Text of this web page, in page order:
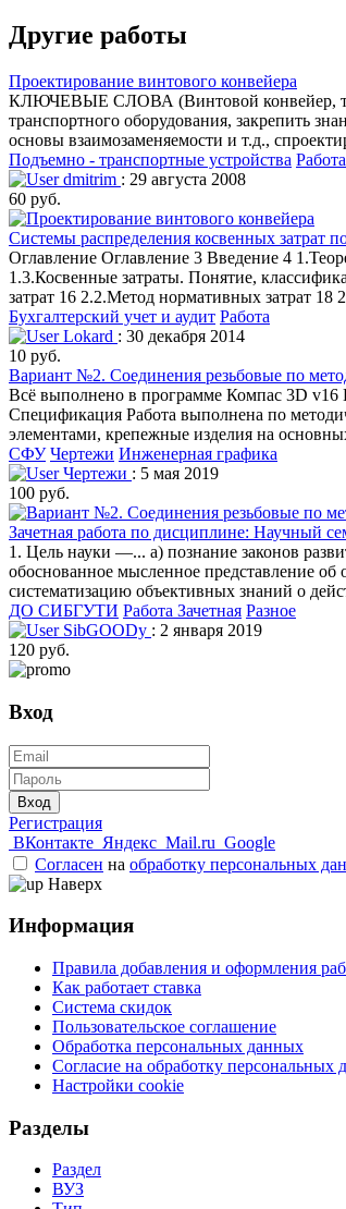
Другие работы
Проектирование винтового конвейера
КЛЮЧЕВЫЕ СЛОВА (Винтовой конвейер,
транспортного оборудования, закрепить
основы взаимозаменяемости и т.д.,
Подъемно - транспортные устройства
dmitrim : 29 августа 2008
60 руб.
Системы распределения косвенных затрат
Оглавление Оглавление 3 Введение 4
1.3.Косвенные затраты. Понятие,
затрат 16 2.2.Метод нормативных затрат
Бухгалтерский учет и аудит Работа
Lokard : 30 декабря 2014
10 руб.
Вариант №2. Соединения резьбовые по
Всё выполнено в программе Компас 3D
Спецификация Работа выполнена по
элементами, крепежные изделия на
СФУ Чертежи Инженерная графика
Чертежи : 5 мая 2019
100 руб.
Зачетная работа по дисциплине: Научный
1. Цель науки —... а) познание законов
обоснованное мысленное представление об
систематизацию объективных знаний о
ДО СИБГУТИ Работа Зачетная Разное
SibGOODy : 2 января 2019
120 руб.
Вход
Вход
Регистрация
ВКонтакте Яндекс Mail.ru Google
Согласен на обработку персональных
Наверх
Информация
Правила добавления и оформления
Как работает ставка
Система скидок
Пользовательское соглашение
Обработка персональных данных
Согласие на обработку персональных
Настройки cookie
Разделы
Раздел
ВУЗ